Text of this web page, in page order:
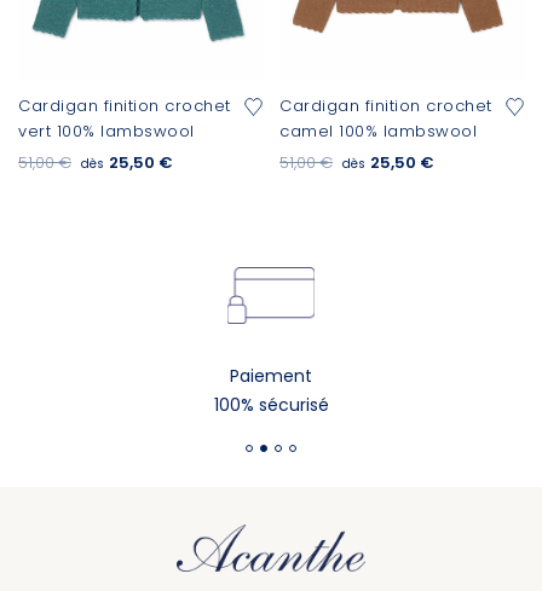
Cardigan finition crochet
vert 100% lambswool
dès 25,50 €
51,00 €
Cardigan finition crochet
camel 100% lambswool
dès 25,50 €
51,00 €
Paiement
100% sécurisé